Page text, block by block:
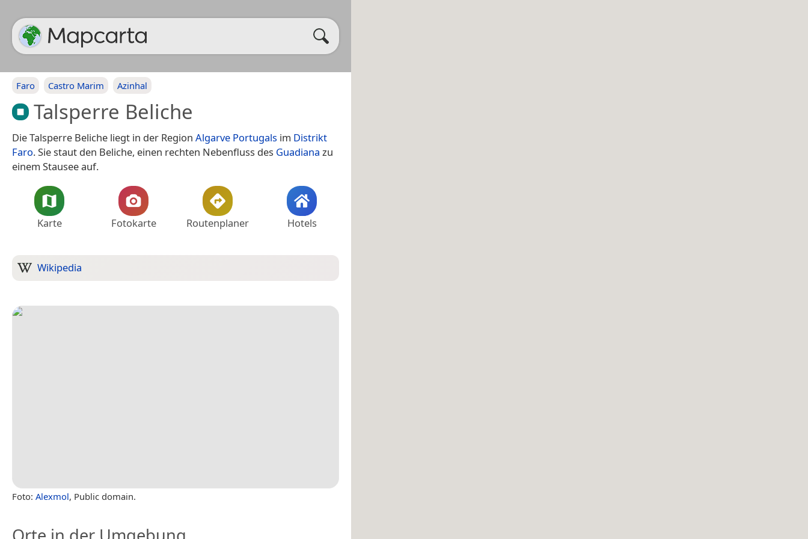
Faro Castro Marim Azinhal
Talsperre Beliche
Die Talsperre Beliche liegt in der Region Algarve Portugals im Distrikt
Faro. Sie staut den Beliche, einen rechten Nebenfluss des Guadiana zu
einem Stausee auf.
Karte Fotokarte Routenplaner Hotels
Wikipedia
Foto: Alexmol, Public domain.